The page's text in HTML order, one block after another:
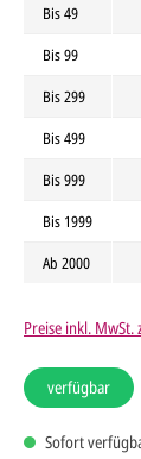
Bis49
Bis99
Bis299
Bis499
Bis999
Bis 1999
Ab 2000
Preise inkl. MwSt.
verfügbar
Sofort